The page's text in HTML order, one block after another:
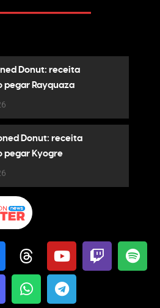
Donut: receita
pegar Rayquaza
Donut: receita
pegar Kyogre